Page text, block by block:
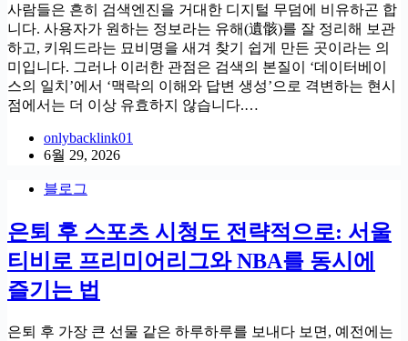
사람들은 흔히 검색엔진을 거대한 디지털 무덤에 비유하곤 합
니다. 사용자가 원하는 정보라는 유해(遺骸)를 잘 정리해 보관
하고, 키워드라는 묘비명을 새겨 찾기 쉽게 만든 곳이라는 의
미입니다. 그러나 이러한 관점은 검색의 본질이 ‘데이터베이
스의 일치’에서 ‘맥락의 이해와 답변 생성’으로 격변하는 현시
점에서는 더 이상 유효하지 않습니다.…
onlybacklink01
6월 29, 2026
블로그
은퇴 후 스포츠 시청도 전략적으로: 서울
티비로 프리미어리그와 NBA를 동시에
즐기는 법
은퇴 후 가장 큰 선물 같은 하루하루를 보내다 보면, 예전에는